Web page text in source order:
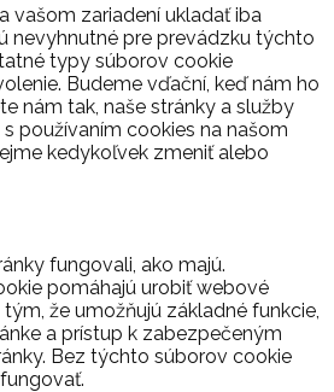
vašom zariadení ukladať iba
nevyhnutné pre prevádzku týchto
typy súborov cookie
Budeme vďační, keď nám ho
nám tak, naše stránky a služby
používaním cookies na našom
kedykoľvek zmeniť alebo
fungovali, ako majú.
pomáhajú urobiť webové
že umožňujú základné funkcie,
a prístup k zabezpečeným
Bez týchto súborov cookie